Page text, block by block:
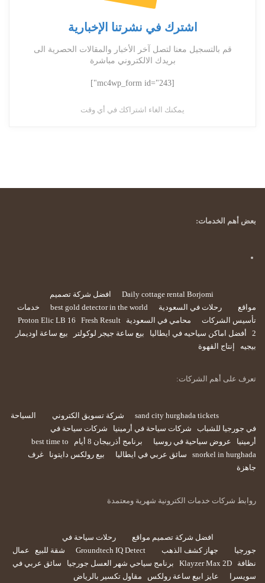
اشترك في نشرتنا الإخبارية
قم بالتسجيل معنا لتصل آخر الأخبار والمقالات الحصرية الى
بريدك الالكتروني مباشرة
[mc4wp_form id="243"]
يمكنك الغاء اشتراكك في أي وقت
بعض أهم الخدمات:
Daily cottage rental Borjomi
افضل شركة تصميم
مواقع
رحلات في السعودية best gold detector in the world
خدمات
تأسيس الشركات
محامي في السعودية Proton Elic LB 16
Fresh Result
2
أفضل اماكن سياحيه في ايطاليا بيع ساعة جيجر لوكولتر
بيع ساعة اوديمار
بيجيه
إنتاج القهوة
تعرف على أهم الشركات:
sand city hurghada tickets شركة تسويق الكتروني
السياحة
في جورجيا للشباب
شركات سياحة في أرمينيا
شركات سياحة في
أرمينيا
عروض سياحية في روسيا برنامج أذربيجان 8 أيام
best time to
snorkel in hurghada
سائق عربي في ايطاليا بيع رولكس دايتونا
غرف
جاهزة
روابط شركات خدمات الكترونية شهرية ومعتمدة
افضل شركة تصميم مواقع
رحلات سياحة في
جورجيا
جهاز كشف الذهب Groundtech IQ Detect شقة للبيع
عمال
نظافة
Klayzer Max 2D برنامج سياحي شهر العسل جورجيا
سائق عربي في
سويسرا
عايز ابيع ساعة رولكس مقاول تكسير بالرياض